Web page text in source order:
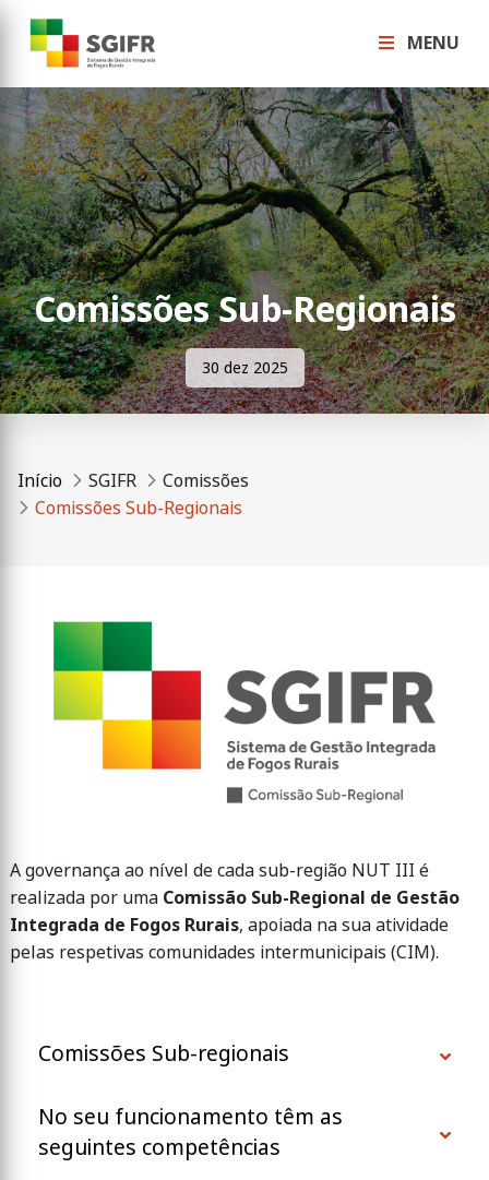
MENU
Comissões Sub-Regionais
30 dez 2025
Início SGIFR
Comissões
Comissões Sub-Regionais
​​​​​​​A governança ao nível de cada sub-região NUT III é
realizada por uma Comissão Sub-Regional de Gestão
Integrada de Fogos Rurais, apoiada na sua atividade
pelas respetivas comunidades intermunicipais (CIM).
Comissões Sub-regionais
No seu funcionamento têm as
seguintes competências